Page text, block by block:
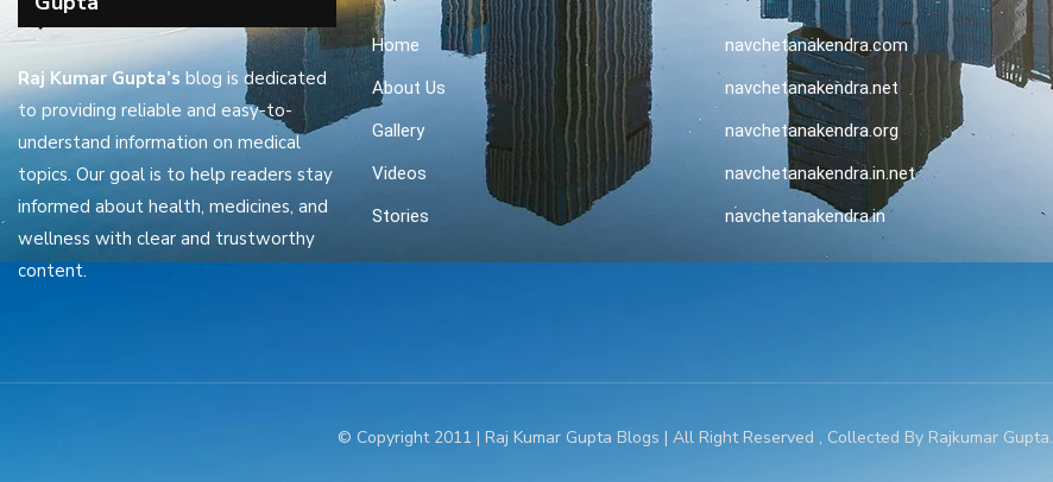
Raj Kumar Gupta’s blog is dedicated
to providing reliable and easy-to-
understand information on medical
topics. Our goal is to help readers stay
informed about health, medicines, and
wellness with clear and trustworthy
content.
Home
About Us
Gallery
Videos
Stories
navchetanakendra.com
navchetanakendra.net
navchetanakendra.org
navchetanakendra.in.net
navchetanakendra.in
© Copyright 2011 | Raj Kumar Gupta Blogs | All Right Reserved , Collected By Rajkumar Gupta.